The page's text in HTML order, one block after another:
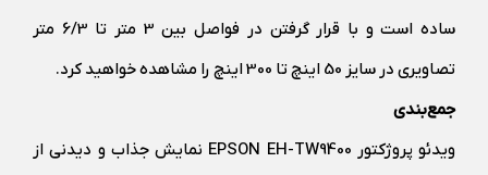
ساده است و با قرار گرفتن در فواصل بین 3 متر تا 6/3 متر
تصاویری در سایز 50 اینچ تا 300 اینچ را مشاهده خواهید کرد.
جمع‌بندی
ویدئو پروژکتور EPSON EH-TW9400 نمایش جذاب و دیدنی از